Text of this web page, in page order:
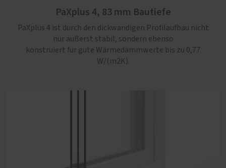
PaXplus 4, 83 mm Bautiefe
PaXplus 4 ist durch den dickwandigen Profilaufbau nicht
nur äußerst stabil, sondern ebenso
konstruiert für gute Wärmedämmwerte bis zu 0,77
W/(m2K).
bis RC3. Mit einem Uw-Wert von maximal 0,74 W/(m2K),
Anteil ein rundum nachhaltiges Kunststoff-Fenster.